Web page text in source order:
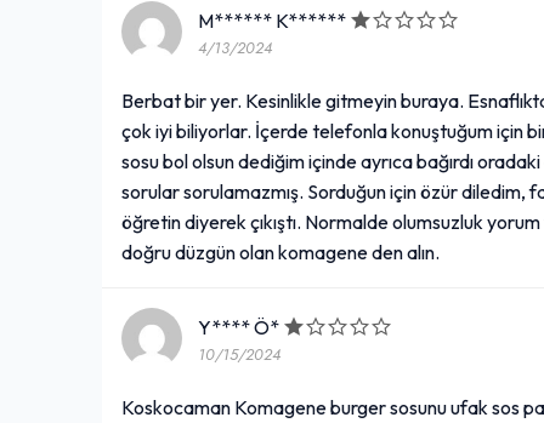
+
185,00₺
+
Çilekli Eti Hoşbeş (40
gr.)
25,00₺
(40 gr.)
Eti Crax - Chili Lime Double
Çiğ Köfte Dürüm
155,00₺
M****** K******
4/13/2024
Berbat bir yer. Kesinlikle gitmeyin buraya.
çok iyi biliyorlar. İçerde telefonla konuştuğum için
sosu bol olsun dediğim içinde ayrıca bağırdı
sorular sorulamazmış. Sorduğun için özür diledim,
öğretin diyerek çıkıştı. Normalde olumsuzluk
doğru düzgün olan komagene den alın.
Y**** Ö*
10/15/2024
Koskocaman Komagene burger sosunu ufak sos